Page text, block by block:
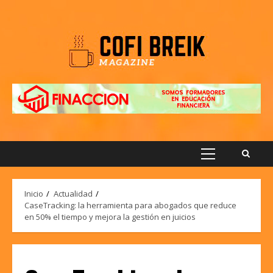
Menú
Inicio
Actualidad
CaseTracking: la herramienta para abogados que reduce
en 50% el tiempo y mejora la gestión en juicios